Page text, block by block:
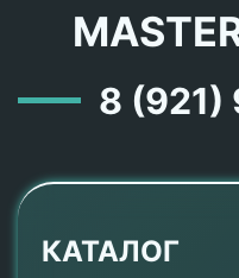
8
КАТАЛОГ